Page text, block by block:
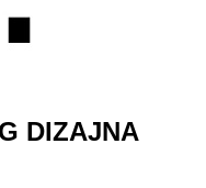
DIZAJNA